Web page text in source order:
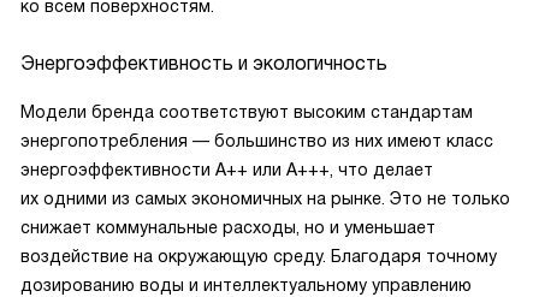
ко всем поверхностям.
Энергоэффективность и экологичность
Модели бренда соответствуют высоким стандартам
энергопотребления — большинство из них имеют класс
энергоэффективности A++ или A+++, что делает
их одними из самых экономичных на рынке. Это не только
снижает коммунальные расходы, но и уменьшает
воздействие на окружающую среду. Благодаря точному
дозированию воды и интеллектуальному управлению